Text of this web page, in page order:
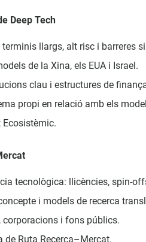
Deep Tech
llargs, alt risc i barreres
de la Xina, els EUA i Israel.
clau i estructures de
propi en relació amb els
tecnològica: llicències, spin-
i models de recerca
i fons públics.
de Ruta Recerca–Mercat.